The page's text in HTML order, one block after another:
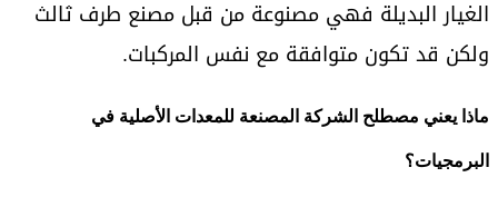
الغيار البديلة فهي مصنوعة من قبل مصنع طرف ثالث
ولكن قد تكون متوافقة مع نفس المركبات.
ماذا يعني مصطلح الشركة المصنعة للمعدات الأصلية في
البرمجيات؟